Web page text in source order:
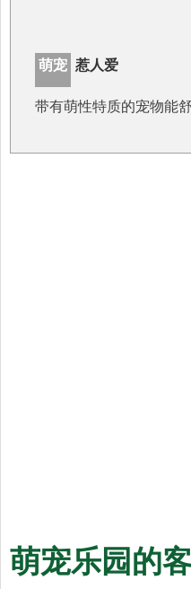
萌宠 惹人爱
带有萌性特质的宠物能
萌宠乐园的